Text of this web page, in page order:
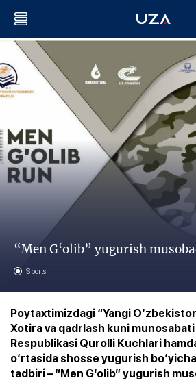
“Men G‘olib” yugurish
Sports
Poytaxtimizdagi “Yangi
Xotira va qadrlash kuni
Respublikasi Qurolli Kuchlari
o‘rtasida shosse yugurish
tadbiri – “Men G‘olib” yugurish